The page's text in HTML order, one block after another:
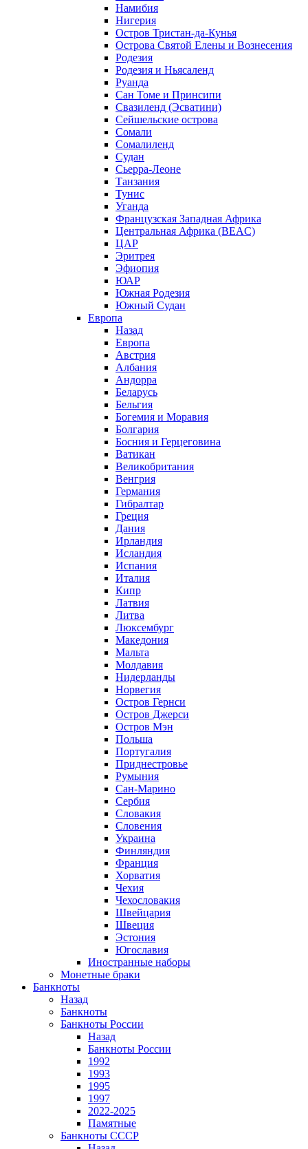
Намибия
Нигерия
Остров Тристан-да-Кунья
Острова Святой Елены и Вознесения
Родезия
Родезия и Ньясаленд
Руанда
Сан Томе и Принсипи
Свазиленд (Эсватини)
Сейшельские острова
Сомали
Сомалиленд
Судан
Сьерра-Леоне
Танзания
Тунис
Уганда
Французская Западная Африка
Центральная Африка (BEAC)
ЦАР
Эритрея
Эфиопия
ЮАР
Южная Родезия
Южный Судан
Европа
Назад
Европа
Австрия
Албания
Андорра
Беларусь
Бельгия
Богемия и Моравия
Болгария
Босния и Герцеговина
Ватикан
Великобритания
Венгрия
Германия
Гибралтар
Греция
Дания
Ирландия
Исландия
Испания
Италия
Кипр
Латвия
Литва
Люксембург
Македония
Мальта
Молдавия
Нидерланды
Норвегия
Остров Гернси
Остров Джерси
Остров Мэн
Польша
Португалия
Приднестровье
Румыния
Сан-Марино
Сербия
Словакия
Словения
Украина
Финляндия
Франция
Хорватия
Чехия
Чехословакия
Швейцария
Швеция
Эстония
Югославия
Иностранные наборы
Монетные браки
Банкноты
Назад
Банкноты
Банкноты России
Назад
Банкноты России
1992
1993
1995
1997
2022-2025
Памятные
Банкноты СССР